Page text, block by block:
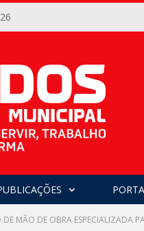
MÃO DE OBRA ESPECIALIZADA